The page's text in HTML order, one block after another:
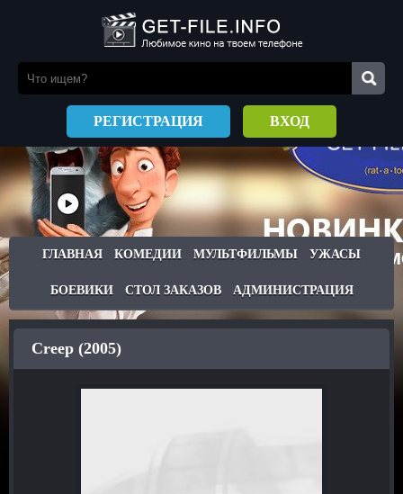
РЕГИСТРАЦИЯ ВХОД
ГЛАВНАЯ КОМЕДИИ МУЛЬТФИЛЬМЫ УЖАСЫ
БОЕВИКИ СТОЛ ЗАКАЗОВ АДМИНИСТРАЦИЯ
Creep (2005)